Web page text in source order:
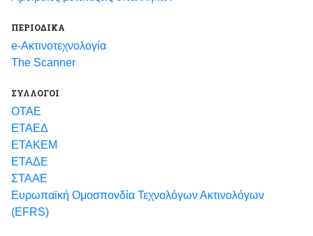
ΠΕΡΙΟΔΙΚΑ
e-Ακτινοτεχνολογία
The Scanner
ΣΥΛΛΟΓΟΙ
ΟΤΑΕ
ΕΤΑΕΔ
ΕΤΑΚΕΜ
ΕΤΑΔΕ
ΣΤΑΑΕ
Ευρωπαϊκή Ομοσπονδία Τεχνολόγων Ακτινολόγων
(EFRS)